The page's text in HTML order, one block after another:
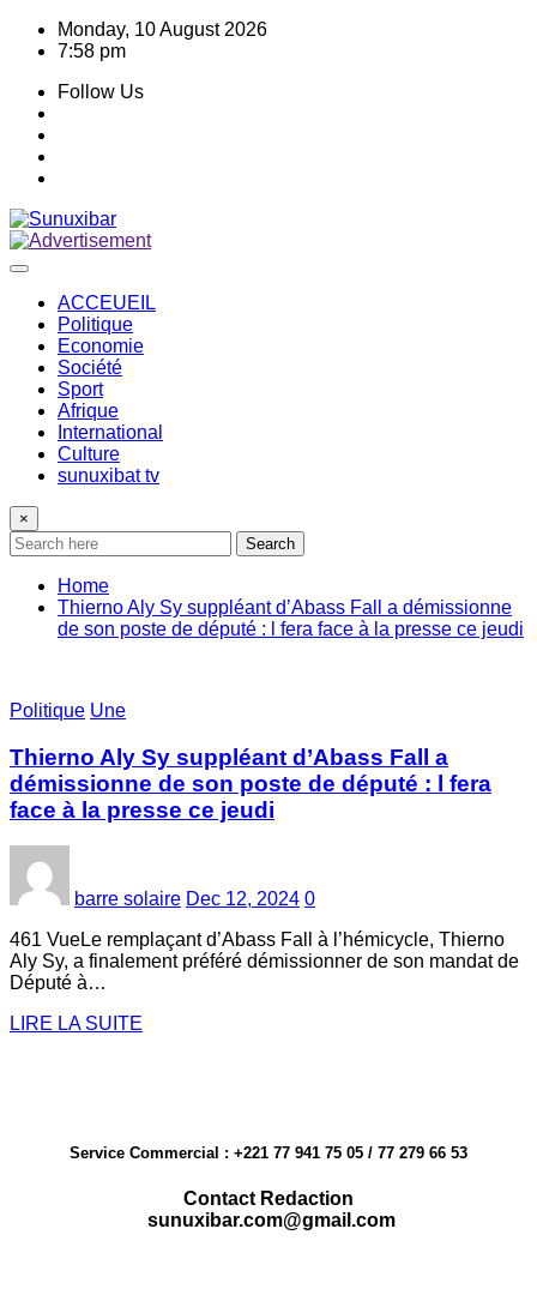
Skip
Monday, 10 August 2026
7:58 pm
Follow Us
ACCEUEIL
Politique
Economie
Société
Sport
Afrique
International
Culture
sunuxibat tv
×
Search
Home
Thierno Aly Sy suppléant d’Abass Fall a démissionne
de son poste de député : l fera face à la presse ce jeudi
Politique Une
Thierno Aly Sy suppléant d’Abass Fall a
démissionne de son poste de député : l fera
face à la presse ce jeudi
barre solaire Dec 12, 2024 0
461 VueLe remplaçant d’Abass Fall à l’hémicycle, Thierno
Aly Sy, a finalement préféré démissionner de son mandat de
Député à…
LIRE LA SUITE
Service Commercial : +221 77 941 75 05 / 77 279 66 53
Contact Redaction
sunuxibar.com@gmail.com